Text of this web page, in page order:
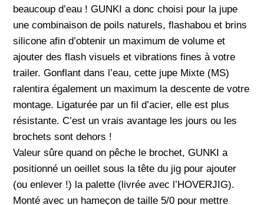
beaucoup d’eau ! GUNKI a donc choisi pour la jupe
une combinaison de poils naturels, flashabou et brins
silicone afin d’obtenir un maximum de volume et
ajouter des flash visuels et vibrations fines à votre
trailer. Gonflant dans l’eau, cette jupe Mixte (MS)
ralentira également un maximum la descente de votre
montage. Ligaturée par un fil d’acier, elle est plus
résistante. C’est un vrais avantage les jours ou les
brochets sont dehors !
Valeur sûre quand on pêche le brochet, GUNKI a
positionné un oeillet sous la tête du jig pour ajouter
(ou enlever !) la palette (livrée avec l’HOVERJIG).
Monté avec un hameçon de taille 5/0 pour mettre